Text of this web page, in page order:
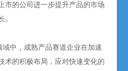
市的公司进一步提升产品的市场
。
中，成熟产品赛道企业在加速
术的积极布局，应对快速变化的